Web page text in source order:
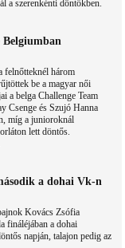
a szerenkénti döntőkben.
felnőtteknél három
be a magyar női
a belga Challenge Team
Csenge és Szujó Hanna
míg a junioroknál
lett döntős.
a dohai Vk-n
Kovács Zsófia
fináléjában a dohai
napján, talajon pedig az